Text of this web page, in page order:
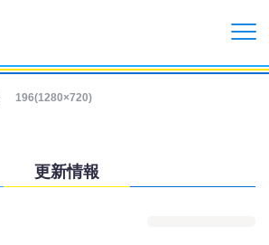
196(1280×720)
更新情報